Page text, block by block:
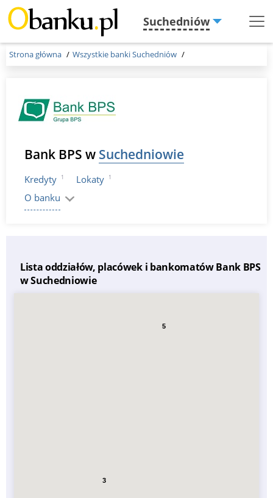
Suchedniów
Menu
Strona główna Wszystkie banki Suchedniów
Bank BPS w Suchedniowie
Kredyty 1 Lokaty 1
O banku
Lista oddziałów, placówek i bankomatów Bank BPS
w Suchedniowie
3
5